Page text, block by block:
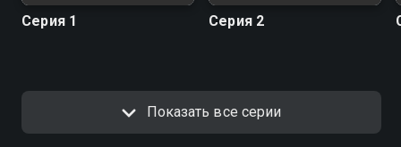
Серия 1 Серия 2
Показать все серии